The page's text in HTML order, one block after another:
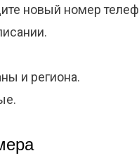
новый номер
и региона.